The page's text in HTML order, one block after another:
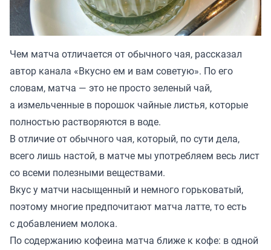
Чем матча отличается от обычного чая, рассказал
автор канала «Вкусно ем и вам советую». По его
словам, матча — это не просто зеленый чай,
а измельченные в порошок чайные листья, которые
полностью растворяются в воде.
В отличие от обычного чая, который, по сути дела,
всего лишь настой, в матче мы употребляем весь лист
со всеми полезными веществами.
Вкус у матчи насыщенный и немного горьковатый,
поэтому многие предпочитают матча латте, то есть
с добавлением молока.
По содержанию кофеина матча ближе к кофе: в одной